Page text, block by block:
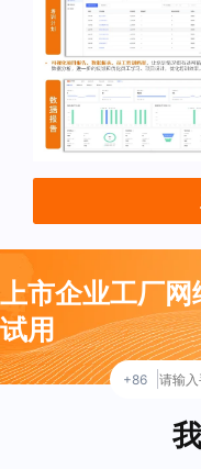
上市企业工厂
试用
+86